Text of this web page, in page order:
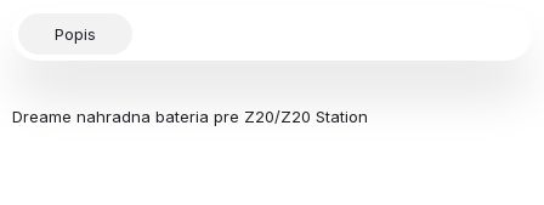
Popis
Dreame nahradna bateria pre Z20/Z20 Station